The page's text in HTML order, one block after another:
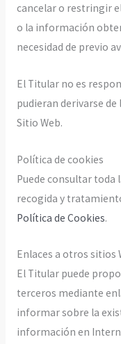
cancelar o restringir
o la información
necesidad de previo
El Titular no es
pudieran derivarse
Sitio Web.
Política de cookies
Puede consultar
recogida y
Política de Cookies.
Enlaces a otros sitios
El Titular puede
terceros mediante
informar sobre la
información en